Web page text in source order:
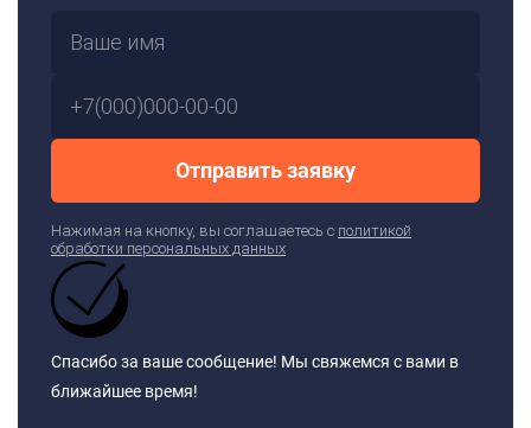
Отправить заявку
Нажимая на кнопку, вы соглашаетесь с политикой
обработки персональных данных
Спасибо за ваше сообщение! Мы свяжемся с вами в
ближайшее время!